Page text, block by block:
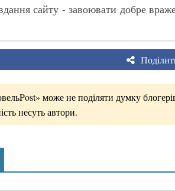
сайту - завоювати добре
може не поділяти думку
несуть автори.